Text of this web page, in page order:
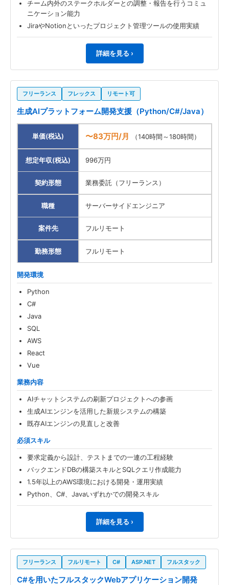
チーム内外のステークホルダーとの調整・報告を行うコミュ
ニケーション能力
JiraやNotionといったプロジェクト管理ツールの使用実績
詳細を見る ›
フリーランス フレックス リモート可
生成AIプラットフォーム開発支援（Python/C#/Java）
単価(税込) 〜83万円/月 （140時間～180時間）
想定年収(税込) 996万円
契約形態 業務委託（フリーランス）
職種 サーバーサイドエンジニア
案件先 フルリモート
勤務形態 フルリモート
開発環境
Python
C#
Java
SQL
AWS
React
Vue
業務内容
AIチャットシステムの刷新プロジェクトへの参画
生成AIエンジンを活用した新規システムの構築
既存AIエンジンの見直しと改善
必須スキル
要求定義から設計、テストまでの一連の工程経験
バックエンドDBの構築スキルとSQLクエリ作成能力
1.5年以上のAWS環境における開発・運用実績
Python、C#、Javaいずれかでの開発スキル
詳細を見る ›
フリーランス フルリモート C# ASP.NET フルスタック
C#を用いたフルスタックWebアプリケーション開発